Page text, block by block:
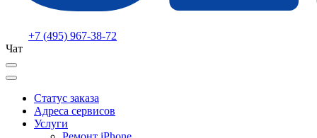
+7 (495) 967-38-72
Чат
Статус заказа
Адреса сервисов
Услуги